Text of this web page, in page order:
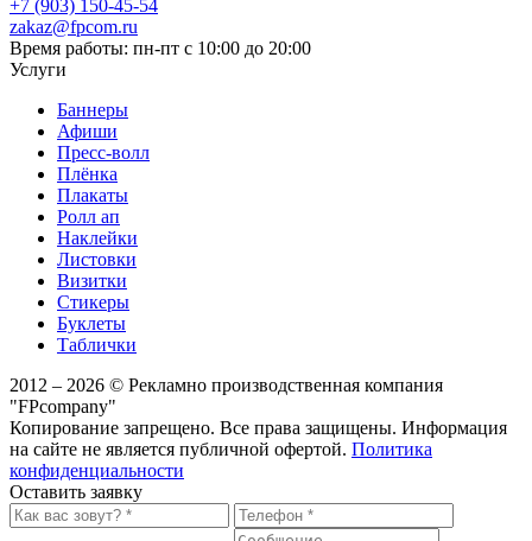
+7 (903) 150-45-54
zakaz@fpcom.ru
Время работы: пн-пт с 10:00 до 20:00
Услуги
Баннеры
Афиши
Пресс-волл
Плёнка
Плакаты
Ролл ап
Наклейки
Листовки
Визитки
Стикеры
Буклеты
Таблички
2012 – 2026 © Рекламно производственная компания
"FPcompany"
Копирование запрещено. Все права защищены. Информация
на сайте не является публичной офертой. Политика
конфиденциальности
Оставить заявку